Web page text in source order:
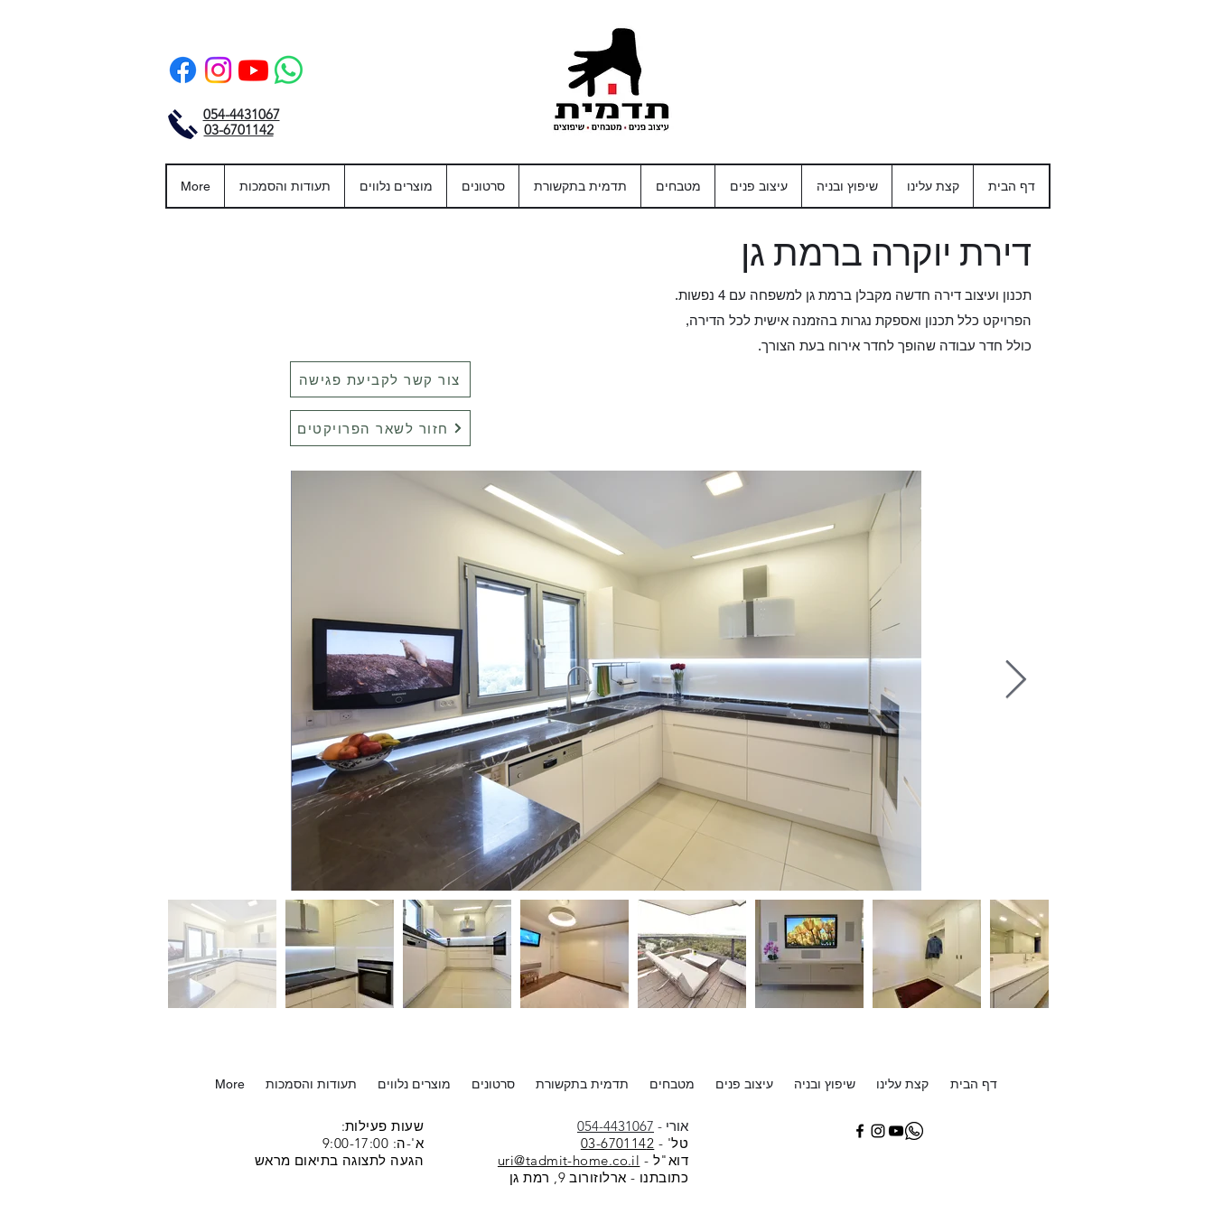
054-4431067
03-6701142
דף הבית קצת עלינו שיפוץ ובניה עיצוב פנים מטבחים תדמית בתקשורת סרטונים מוצרים נלווים תעודות והסמכות More
דירת יוקרה ברמת גן
תכנון ועיצוב דירה חדשה מקבלן ברמת גן למשפחה עם 4 נפשות.
הפרויקט כלל תכנון ואספקת נגרות בהזמנה אישית לכל הדירה,
כולל חדר עבודה שהופך לחדר אירוח בעת הצורך.
צור קשר לקביעת פגישה
חזור לשאר הפרויקטים
דף הבית קצת עלינו שיפוץ ובניה עיצוב פנים מטבחים תדמית בתקשורת סרטונים מוצרים נלווים תעודות והסמכות More
שעות פעילות:
א'-ה: 9:00-17:00
הגעה לתצוגה בתיאום מראש
אורי - 054-4431067
טל' -
03-6701142
דוא"ל - uri@tadmit-home.co.il
כתובתנו - ארלוזורוב 9, רמת גן